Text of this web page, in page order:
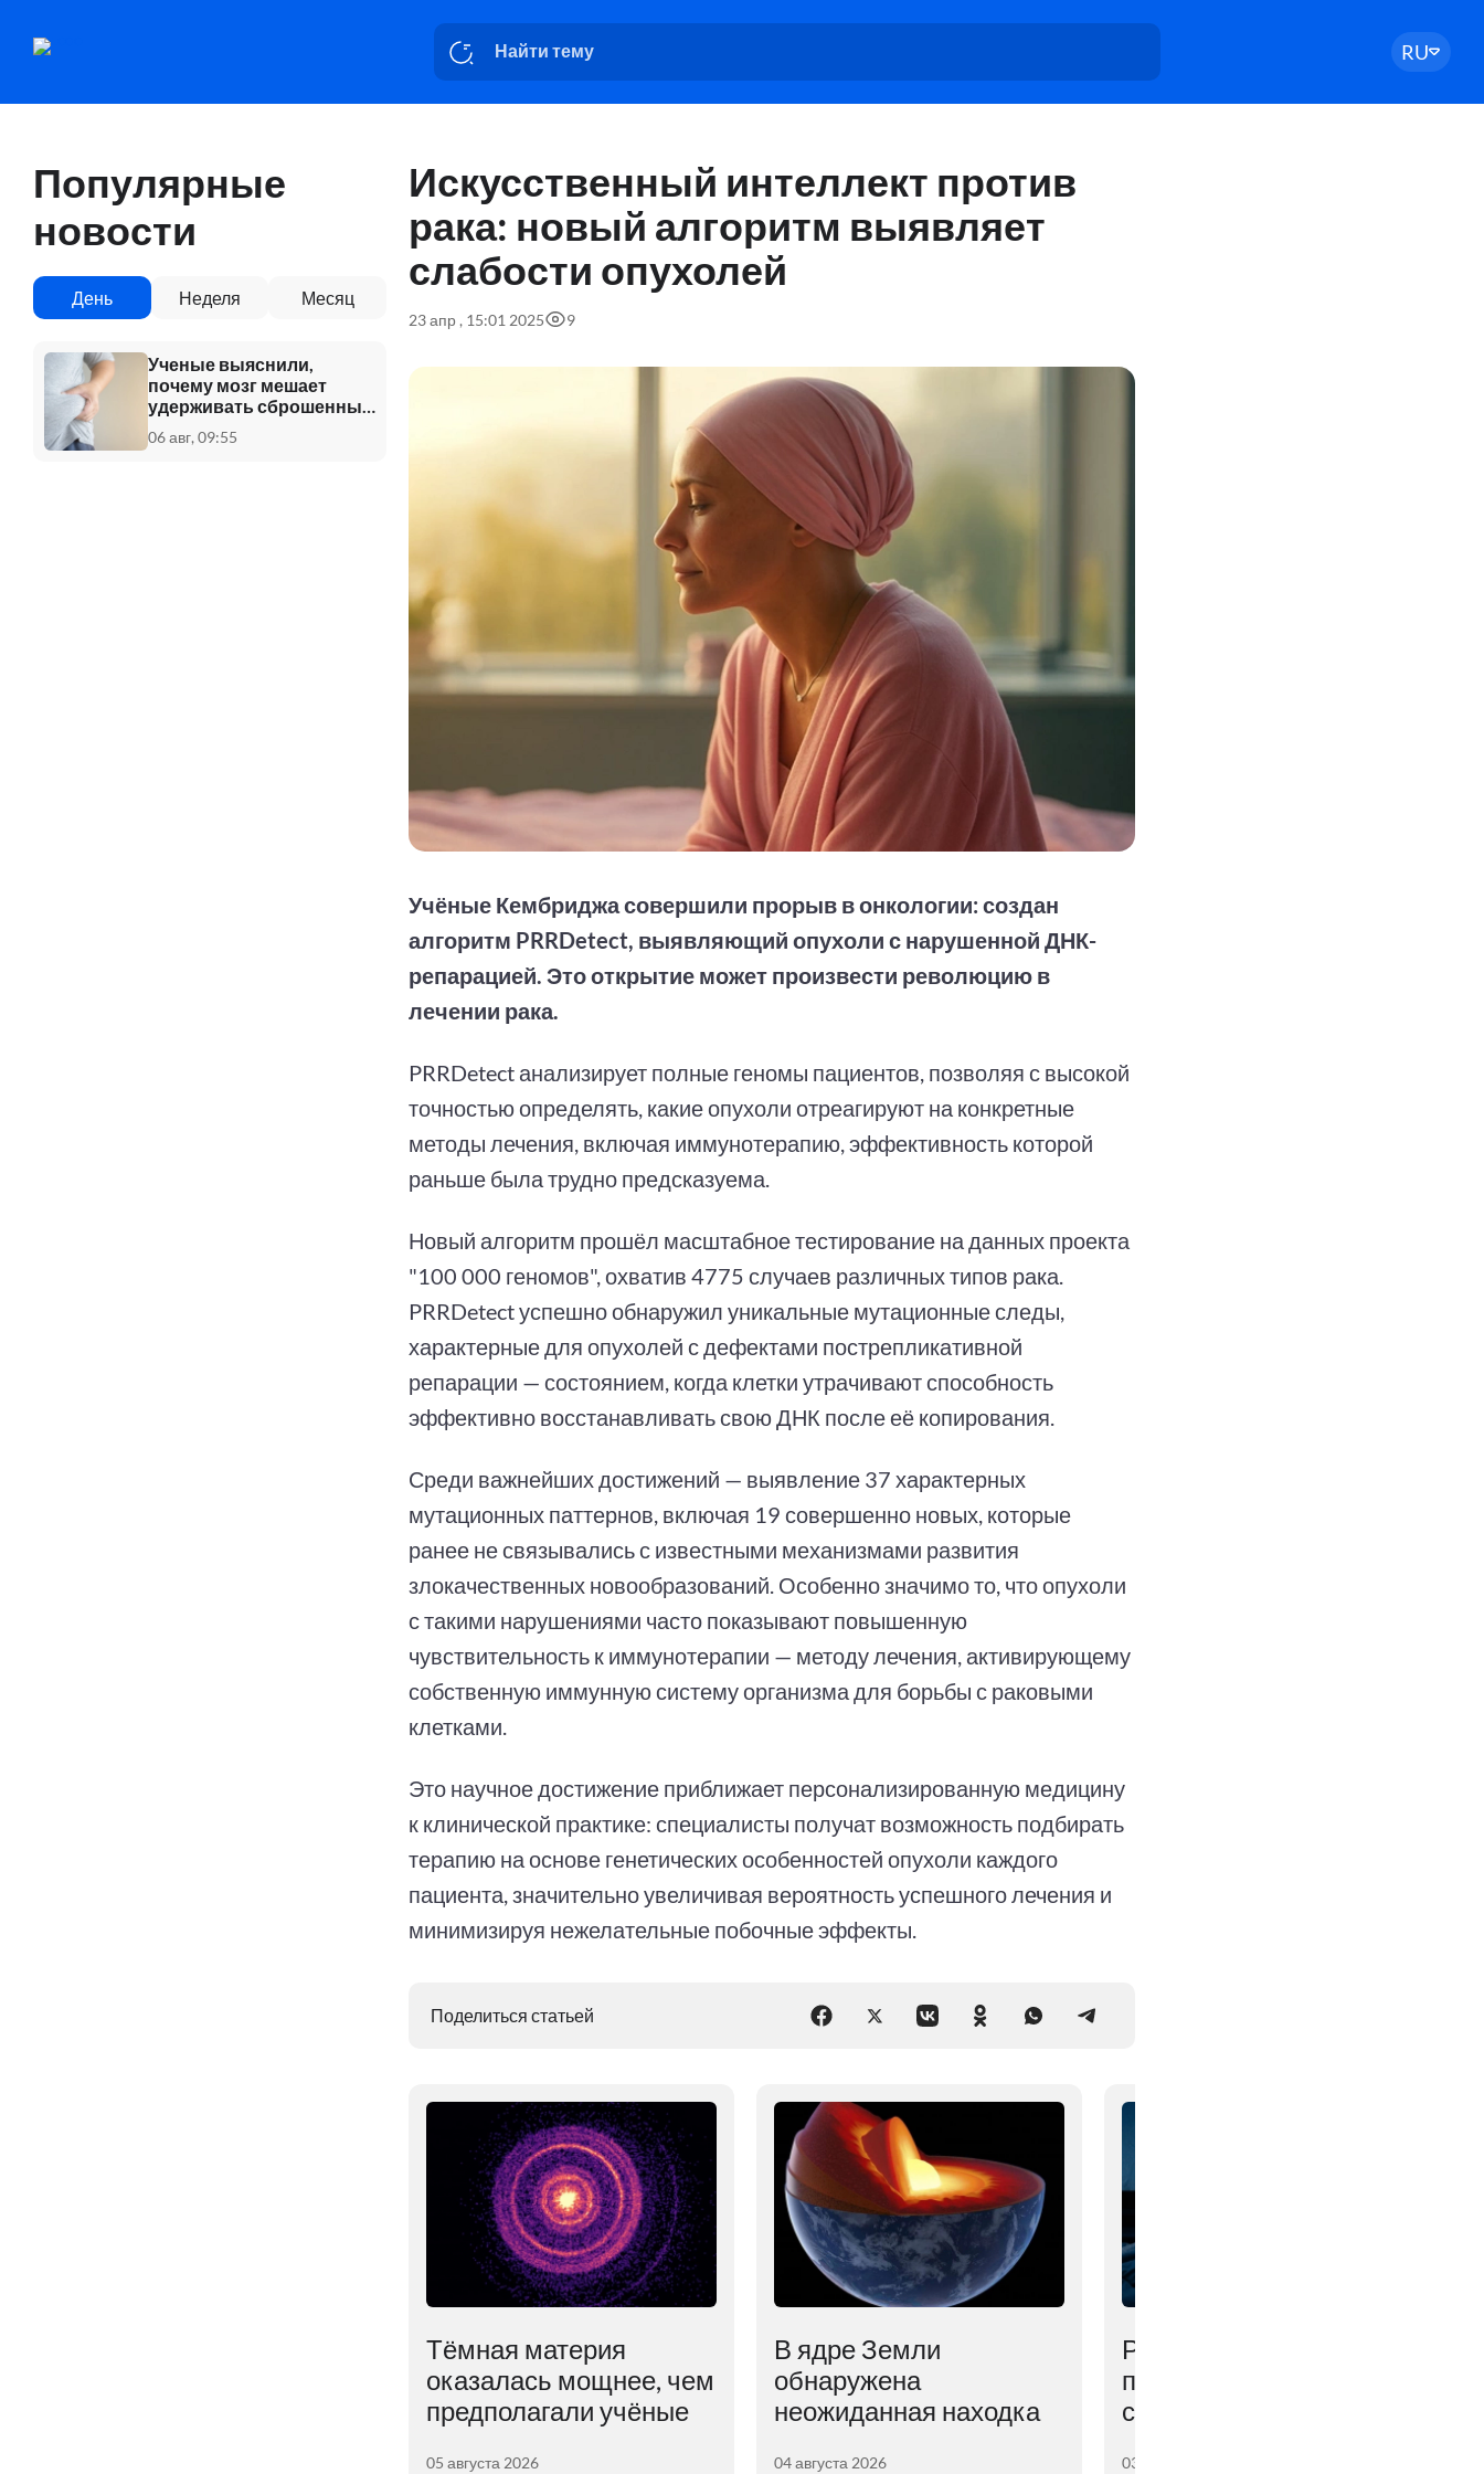
RU
Популярные
новости
День Неделя Месяц
Ученые выяснили,
почему мозг мешает
удерживать сброшенный
вес
06 авг, 09:55
Искусственный интеллект против
рака: новый алгоритм выявляет
слабости опухолей
23 апр , 15:01 2025 9
Учёные Кембриджа совершили прорыв в онкологии: создан
алгоритм PRRDetect, выявляющий опухоли с нарушенной ДНК-
репарацией. Это открытие может произвести революцию в
лечении рака.
PRRDetect анализирует полные геномы пациентов, позволяя с высокой
точностью определять, какие опухоли отреагируют на конкретные
методы лечения, включая иммунотерапию, эффективность которой
раньше была трудно предсказуема.
Новый алгоритм прошёл масштабное тестирование на данных проекта
"100 000 геномов", охватив 4775 случаев различных типов рака.
PRRDetect успешно обнаружил уникальные мутационные следы,
характерные для опухолей с дефектами пострепликативной
репарации — состоянием, когда клетки утрачивают способность
эффективно восстанавливать свою ДНК после её копирования.
Среди важнейших достижений — выявление 37 характерных
мутационных паттернов, включая 19 совершенно новых, которые
ранее не связывались с известными механизмами развития
злокачественных новообразований. Особенно значимо то, что опухоли
с такими нарушениями часто показывают повышенную
чувствительность к иммунотерапии — методу лечения, активирующему
собственную иммунную систему организма для борьбы с раковыми
клетками.
Это научное достижение приближает персонализированную медицину
к клинической практике: специалисты получат возможность подбирать
терапию на основе генетических особенностей опухоли каждого
пациента, значительно увеличивая вероятность успешного лечения и
минимизируя нежелательные побочные эффекты.
Поделиться статьей
Тёмная материя
оказалась мощнее, чем
предполагали учёные
05 августа 2026
В ядре Земли
обнаружена
неожиданная находка
04 августа 2026
Раскрыта неочевидная
причина проблем со
сном летом
03 августа 2026